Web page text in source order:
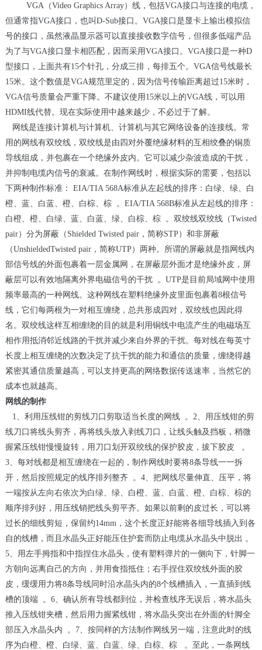
VGA（Video Graphics Array）线，包括VGA接口与连接的电缆，
但通常指VGA接口，也叫 D-Sub接口。 VGA接口是显卡上输出模拟信
号的接口，虽然液晶显示器可以直接接收数字信号，但很多低端产品
为了与VGA接口显卡相匹配，因而采用VGA接口。 VGA接口是一种D
型接口，上面共有15个针孔，分成三排，每排五个。 VGA信号线最长
15米。这个数值是VGA规范里定的，因为信号传输距离超过15米时，
VGA信号质量会严重下降。不建议使用 15米以上的VGA线，可以用
HDMI线代替。现在实际使用中越来越少，不必过于了解。
网线是连接计算机与计算机、计算机与其它网络设备的连接线。常
用的网线有双绞线，双绞线是由四对外覆绝缘材料的互相绞叠的铜质
导线组成，并包裹在一个绝缘外皮内。它可以减少杂波造成的干扰，
并抑制电缆内信号的衰减。在制作网线时，根据实际的需要，包括以
下两种制作标准：
EIA/TIA 568A标准从左起线的排序：白绿、绿、白
橙、蓝、白蓝、橙、白棕、棕
。 EIA/TIA 568B标准从左起线的排序：
白橙、橙、白绿、蓝、白蓝、绿、白棕、棕
。双绞线双绞线（Twisted
pair）分为屏蔽（ Shielded Twisted pair，简称STP）和非屏蔽
（UnshieldedTwisted pair，简称UTP）两种。所谓的屏蔽就是指网线内
部信号线的外面包裹着一层金属网，在屏蔽层外面才是绝缘外皮，屏
蔽层可以有效地隔离外界电磁信号的干扰
。 UTP是目前局域网中使用
频率最高的一种网线。这种网线在塑料绝缘外皮里面包裹着8根信号
线，它们每两根为一对相互缠绕，总共形成四对，双绞线也因此得
名。双绞线这样互相缠绕的目的就是利用铜线中电流产生的电磁场互
相作用抵消邻近线路的干扰并减少来自外界的干扰。每对线在每英寸
长度上相互缠绕的次数决定了抗干扰的能力和通信的质量，缠绕得越
紧密其通信质量越高，可以支持更高的网络数据传送速率，当然它的
成本也就越高。
网线的制作
1、利用压线钳的剪线刀口剪取适当长度的网线
。 2 、用压线钳的剪
线刀口将线头剪齐，再将线头放入剥线刀口，让线头触及挡板，稍微
握紧压线钳慢慢旋转，用刀口划开双绞线的保护胶皮，拔下胶皮
。
3、每对线都是相互缠绕在一起的，制作网线时要将8条导线一一拆
开，然后按照规定的线序排列整齐
。 4、把网线尽量伸直、压平，将
一端按从左向右依次为白绿、绿、白橙、蓝、白蓝、橙、白棕、棕的
顺序排列好，用压线销把线头剪平齐。如果以前剩的皮过长，可以将
过长的细线剪短，保留约14mm ，这个长度正好能将各细导线插入到各
自的线槽，而且水晶头正好能压住护套而防止电缆从水晶头中脱出 。
5、用左手拇指和中指捏住水晶头，使有塑料弹片的一侧向下，针脚一
方朝向远离自己的方向，并用食指抵住；右手捏住双绞线外面的胶
皮，缓缓用力将8条导线同时沿水晶头内的8个线槽插入，一直插到线
槽的顶端
。 6、确认所有导线都到位，并检查线序无误后，将水晶头
推入压线钳夹槽，然后用力握紧线钳，将水晶头突出在外面的针脚全
部压入水晶头内
。 7、按同样的方法制作网线另一端，注意此时的线
序为白橙、橙、白绿、蓝、白蓝、绿、白棕、棕
。至此，一条网线